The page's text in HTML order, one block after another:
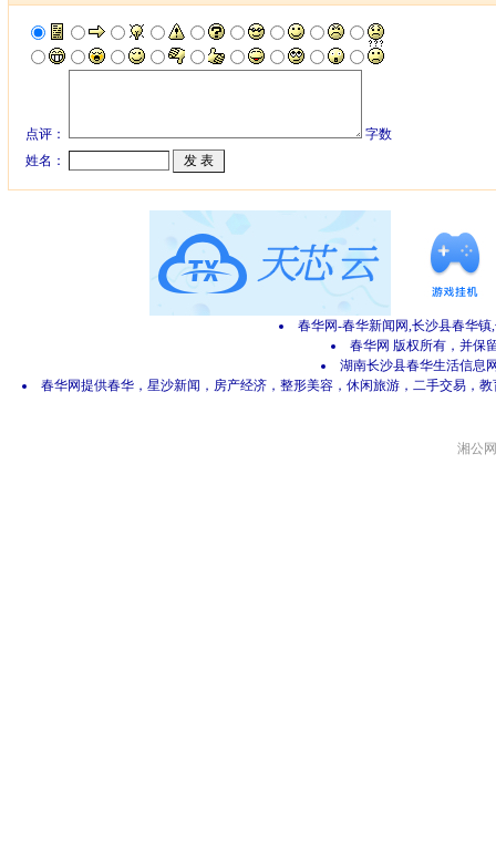
点评：
字数
姓名：
春华网-春华新闻网,长沙县春华
春华网 版权所有，并保
湖南长沙县春华生活信息
春华网提供春华，星沙新闻，房产经济，整形美容，休闲旅游，二手交易，
湘公